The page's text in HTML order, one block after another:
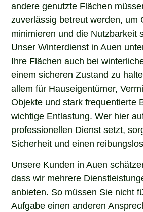
andere genutzte Flächen
zuverlässig betreut werden, um
minimieren und die Nutzbarkeit
Unser Winterdienst in Auen
Ihre Flächen auch bei
einem sicheren Zustand zu
allem für Hauseigentümer,
Objekte und stark frequentierte
wichtige Entlastung. Wer hier
professionellen Dienst setzt,
Sicherheit und einen
Unsere Kunden in Auen
dass wir mehrere
anbieten. So müssen Sie nicht
Aufgabe einen anderen